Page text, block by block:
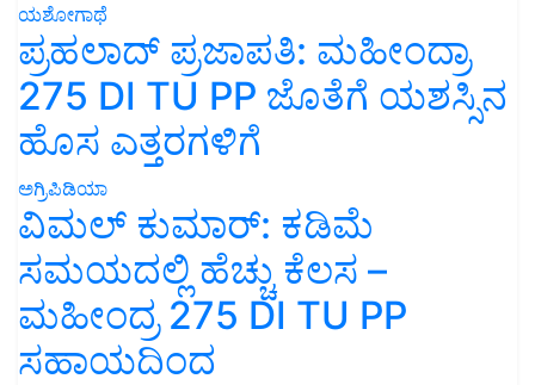
ಯಶೋಗಾಥೆ
ಪ್ರಹಲಾದ್ ಪ್ರಜಾಪತಿ: ಮಹೀಂದ್ರಾ
275 DI TU PP ಜೊತೆಗೆ ಯಶಸ್ಸಿನ
ಹೊಸ ಎತ್ತರಗಳಿಗೆ
ಅಗ್ರಿಪಿಡಿಯಾ
ವಿಮಲ್ ಕುಮಾರ್: ಕಡಿಮೆ
ಸಮಯದಲ್ಲಿ ಹೆಚ್ಚು ಕೆಲಸ –
ಮಹೀಂದ್ರ 275 DI TU PP
ಸಹಾಯದಿಂದ